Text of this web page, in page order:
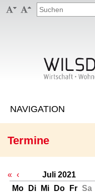
 
Termine
« ‹
Juli 2021
Mo
Di Mi Do Fr Sa